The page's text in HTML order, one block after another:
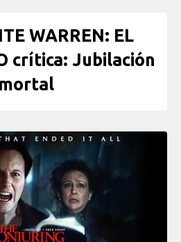
WARREN: EL
crítica: Jubilación
mortal